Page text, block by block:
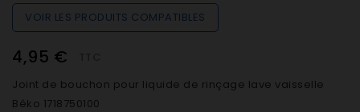
VOIR LES PRODUITS COMPATIBLES
4,95 €
Joint de bouchon pour liquide de rinçage lave vaisselle
Béko 1718750100